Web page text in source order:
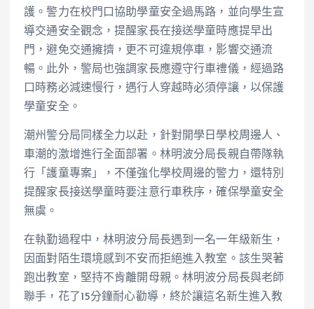
護。警力在校門口協助學童安全過馬路，並向學生宣
導交通安全觀念，提醒家長在接送學童時應提早出
門，避免交通擁擠，更不可違規停車，影響交通流
暢。此外，警局也強調家長應遵守行車禮儀，經過路
口時務必減速慢行，遇行人穿越時必須停讓，以保護
學童安全。
潮州警分局同樣全力以赴，針對開學日學校周邊人、
車潮的激增進行全面部署。林明波分局長親自帶隊執
行「護童專案」，不僅強化學校周邊的警力，還特別
提醒家長接送學童時要注意行車秩序，確保學童安全
無虞。
在執勤過程中，林明波分局長遇到一名一年級新生，
因面對陌生環境感到不安而拒絕進入教室。該生哭著
跑出教室，堅持不肯離開母親。林明波分局長與老師
聯手，花了15分鐘耐心勸導，終於讓這名新生進入教